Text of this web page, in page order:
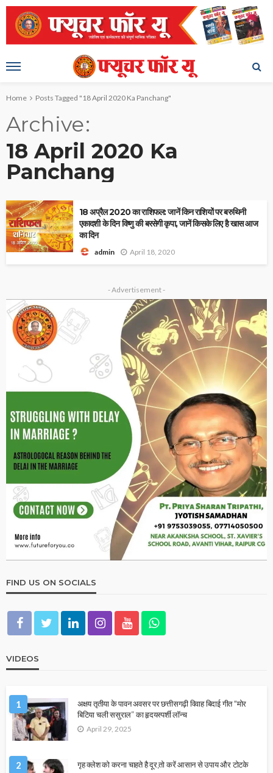
Home Posts Tagged "18 April 2020 Ka Panchang"
Archive
18 April 2020 Ka
Panchang
18 अप्रैल 2020 का राशिफल: जानें किन राशियों पर बरुथिनी
एकादशी के दिन विष्णु की बरसेगी कृपा, जानें किसके लिए है खास आज
का दिन
admin April 18, 2020
- Advertisement -
FIND US ON SOCIALS
VIDEOS
1
अक्षय तृतीया के पावन अवसर पर छत्तीसगढ़ी विवाह बिदाई गीत “मोर
बिटिया चली ससुराल” का हृदयस्पर्शी लॉन्च
April 29, 2025
2 गृह क्लेश को करना चाहते है दूर,तो करें आसान से उपाय और टोटके